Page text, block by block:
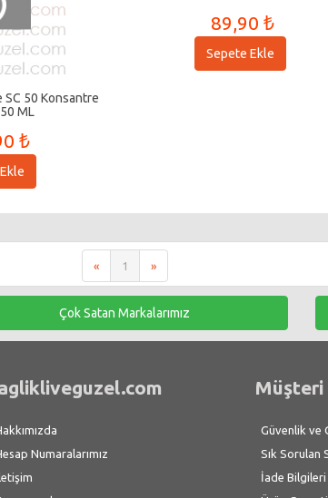
SC 50 Konsantre
ML
₺
89,90 ₺
Sepete Ekle
« 1 »
Çok Satan Markalarımız
Numaralarımız
Güvenlik ve
Sık Sorulan
İade Bilgileri